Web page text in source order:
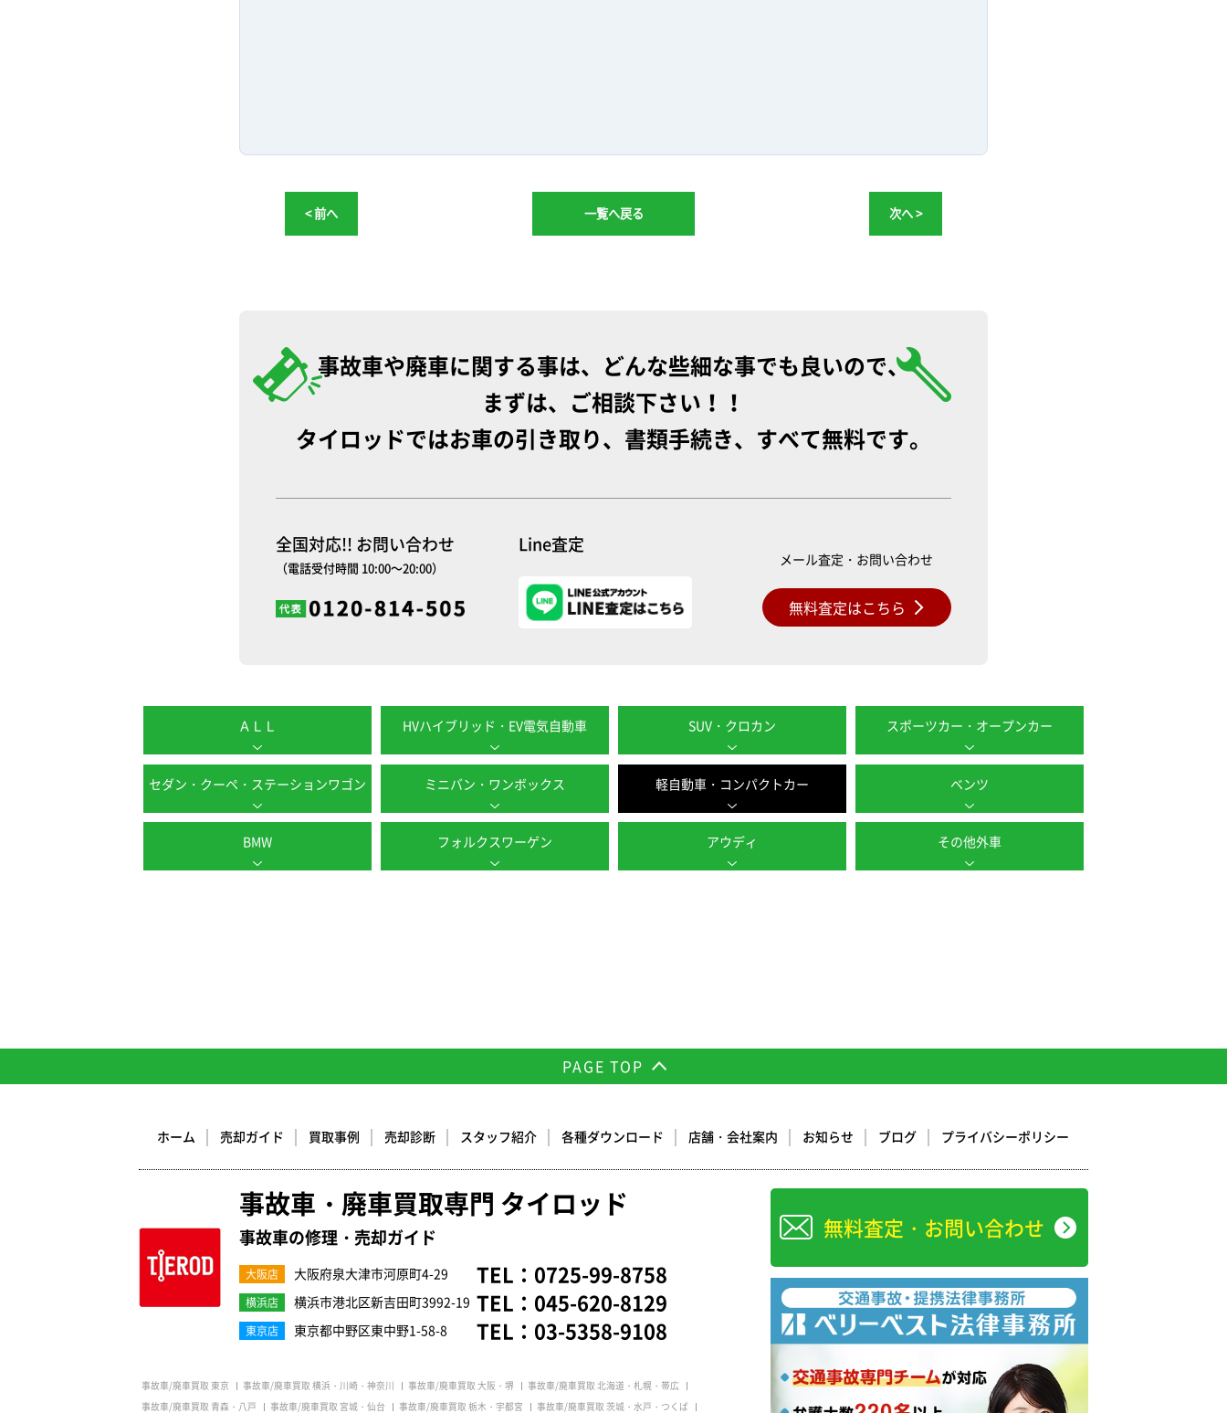
< 前へ 一覧へ戻る 次へ >
事故車や廃車に関する事は、どんな些細な事でも良いので、
まずは、ご相談下さい！！
タイロッドではお車の引き取り、書類手続き、すべて無料です。
全国対応!! お問い合わせ
（電話受付時間 10:00～20:00）
Line査定
メール査定・お問い合わせ
無料査定はこちら
ＡＬＬ HVハイブリッド・EV電気自動車 SUV・クロカン スポーツカー・オープンカー
セダン・クーペ・ステーションワゴン ミニバン・ワンボックス 軽自動車・コンパクトカー ベンツ
BMW フォルクスワーゲン アウディ その他外車
PAGE TOP
ホーム 売却ガイド 買取事例 売却診断 スタッフ紹介 各種ダウンロード 店舗・会社案内 お知らせ ブログ プライバシーポリシー
事故車・廃車買取専門 タイロッド
事故車の修理・売却ガイド
大阪店 大阪府泉大津市河原町4-29 TEL： 0725-99-8758
横浜店 横浜市港北区新吉田町3992-19 TEL： 045-620-8129
東京店 東京都中野区東中野1-58-8 TEL： 03-5358-9108
事故車/廃車買取 東京 事故車/廃車買取 横浜・川崎・神奈川 事故車/廃車買取 大阪・堺
事故車/廃車買取 北海道・札幌・帯広
事故車/廃車買取 青森・八戸
事故車/廃車買取 宮城・仙台 事故車/廃車買取 栃木・宇都宮 事故車/廃車買取 茨城・水戸・つくば
無料査定・お問い合わせ